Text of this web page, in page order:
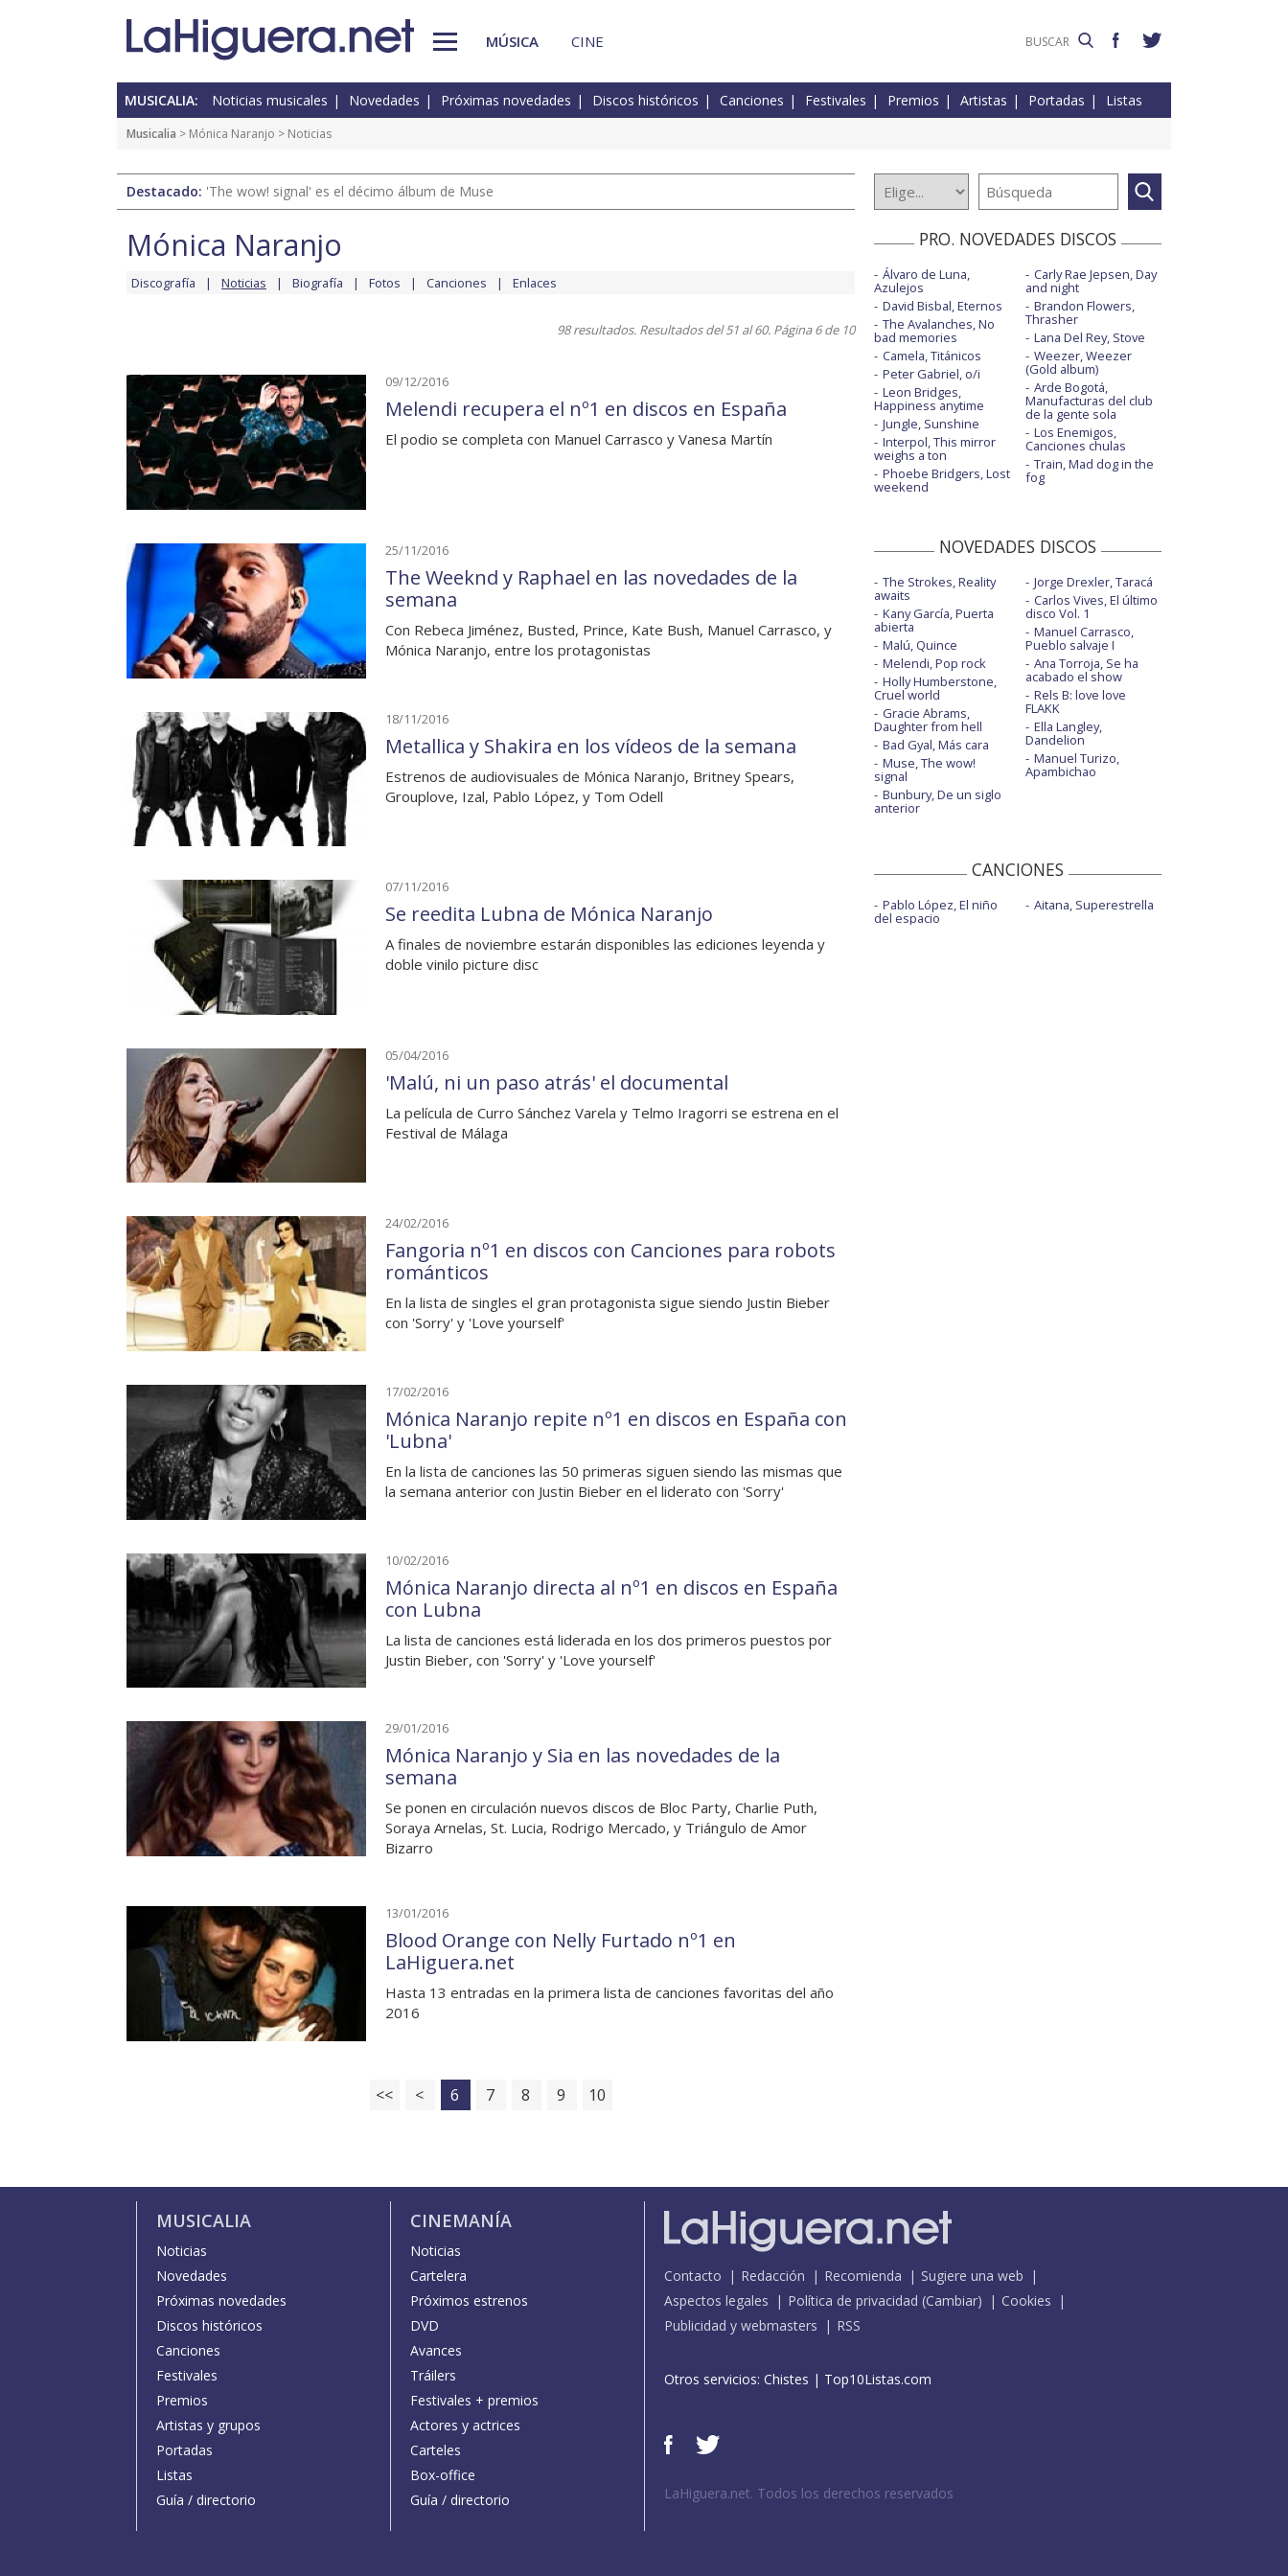
MÚSICA CINE
MUSICALIA: Noticias musicales Novedades Próximas novedades Discos históricos Canciones Festivales Premios Artistas Portadas Listas
Musicalia > Mónica Naranjo > Noticias
Destacado: 'The wow! signal' es el décimo álbum de Muse
Mónica Naranjo
Discografía Noticias Biografía Fotos Canciones Enlaces
98 resultados. Resultados del 51 al 60. Página 6 de 10
09/12/2016
Melendi recupera el nº1 en discos en España
El podio se completa con Manuel Carrasco y Vanesa Martín
25/11/2016
The Weeknd y Raphael en las novedades de la
semana
Con Rebeca Jiménez, Busted, Prince, Kate Bush, Manuel Carrasco, y
Mónica Naranjo, entre los protagonistas
18/11/2016
Metallica y Shakira en los vídeos de la semana
Estrenos de audiovisuales de Mónica Naranjo, Britney Spears,
Grouplove, Izal, Pablo López, y Tom Odell
07/11/2016
Se reedita Lubna de Mónica Naranjo
A finales de noviembre estarán disponibles las ediciones leyenda y
doble vinilo picture disc
05/04/2016
'Malú, ni un paso atrás' el documental
La película de Curro Sánchez Varela y Telmo Iragorri se estrena en el
Festival de Málaga
24/02/2016
Fangoria nº1 en discos con Canciones para robots
románticos
En la lista de singles el gran protagonista sigue siendo Justin Bieber
con 'Sorry' y 'Love yourself'
17/02/2016
Mónica Naranjo repite nº1 en discos en España con
'Lubna'
En la lista de canciones las 50 primeras siguen siendo las mismas que
la semana anterior con Justin Bieber en el liderato con 'Sorry'
10/02/2016
Mónica Naranjo directa al nº1 en discos en España
con Lubna
La lista de canciones está liderada en los dos primeros puestos por
Justin Bieber, con 'Sorry' y 'Love yourself'
29/01/2016
Mónica Naranjo y Sia en las novedades de la
semana
Se ponen en circulación nuevos discos de Bloc Party, Charlie Puth,
Soraya Arnelas, St. Lucia, Rodrigo Mercado, y Triángulo de Amor
Bizarro
13/01/2016
Blood Orange con Nelly Furtado nº1 en
LaHiguera.net
Hasta 13 entradas en la primera lista de canciones favoritas del año
2016
<< < 6 7 8 9 10
PRO. NOVEDADES DISCOS
Álvaro de Luna,
Azulejos
David Bisbal, Eternos
The Avalanches, No
bad memories
Camela, Titánicos
Peter Gabriel, o/i
Leon Bridges,
Happiness anytime
Jungle, Sunshine
Interpol, This mirror
weighs a ton
Phoebe Bridgers, Lost
weekend
Carly Rae Jepsen, Day
and night
Brandon Flowers,
Thrasher
Lana Del Rey, Stove
Weezer, Weezer
(Gold album)
Arde Bogotá,
Manufacturas del club
de la gente sola
Los Enemigos,
Canciones chulas
Train, Mad dog in the
fog
NOVEDADES DISCOS
The Strokes, Reality
awaits
Kany García, Puerta
abierta
Malú, Quince
Melendi, Pop rock
Holly Humberstone,
Cruel world
Gracie Abrams,
Daughter from hell
Bad Gyal, Más cara
Muse, The wow!
signal
Bunbury, De un siglo
anterior
Jorge Drexler, Taracá
Carlos Vives, El último
disco Vol. 1
Manuel Carrasco,
Pueblo salvaje I
Ana Torroja, Se ha
acabado el show
Rels B: love love
FLAKK
Ella Langley,
Dandelion
Manuel Turizo,
Apambichao
CANCIONES
Pablo López, El niño
del espacio
Aitana, Superestrella
MUSICALIA
Noticias
Novedades
Próximas novedades
Discos históricos
Canciones
Festivales
Premios
Artistas y grupos
Portadas
Listas
Guía / directorio
CINEMANÍA
Noticias
Cartelera
Próximos estrenos
DVD
Avances
Tráilers
Festivales + premios
Actores y actrices
Carteles
Box-office
Guía / directorio
Contacto Redacción Recomienda
Sugiere una web
Aspectos legales
Política de privacidad (Cambiar)
Cookies
Publicidad y webmasters
RSS
Otros servicios: Chistes | Top10Listas.com
LaHiguera.net. Todos los derechos reservados